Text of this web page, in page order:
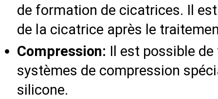
de formation de cicatrices. Il
de la cicatrice après le
Compression: Il est possible
systèmes de compression
silicone.